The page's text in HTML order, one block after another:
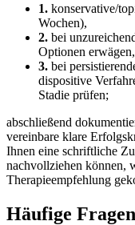
1. konservative/
Wochen),
2. bei
Optionen erwägen,
3. bei
dispositive
Stadie prüfen;
abschließend
vereinbare klare
‍Ihnen eine schriftliche
nachvollziehen​ können,
Therapieempfehlung
Häufige